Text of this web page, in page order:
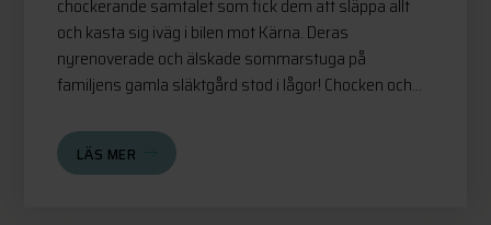
chockerande samtalet som fick dem att släppa allt
och kasta sig iväg i bilen mot Kärna. Deras
nyrenoverade och älskade sommarstuga på
familjens gamla släktgård stod i lågor! Chocken och...
LÄS MER